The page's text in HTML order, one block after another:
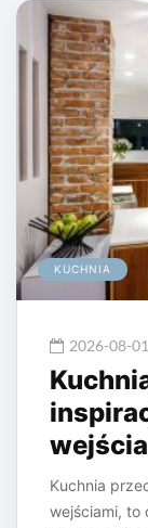
KUCHNIA
2026-08-01
Kuchnia
wejściami, to